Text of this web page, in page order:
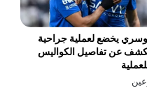
يخضع لعملية جراحية
يكشف عن تفاصيل الكواليس